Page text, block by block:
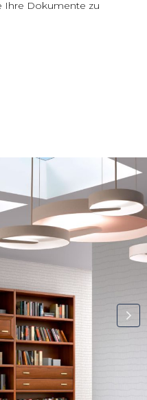
Ihre Dokumente zu